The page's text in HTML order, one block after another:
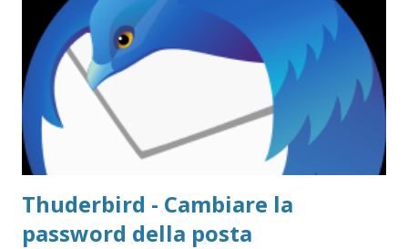
Thuderbird - Cambiare la
password della posta